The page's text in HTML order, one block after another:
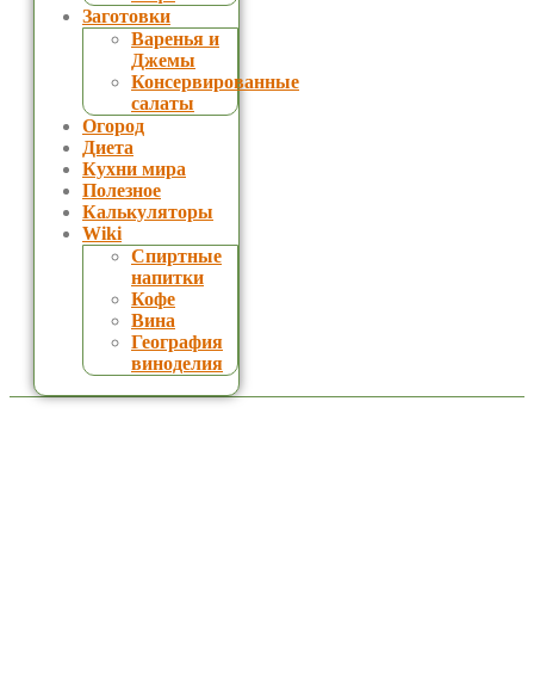
Заготовки
Варенья и
Джемы
Консервированные
салаты
Огород
Диета
Кухни мира
Полезное
Калькуляторы
Wiki
Спиртные
напитки
Кофе
Вина
География
виноделия